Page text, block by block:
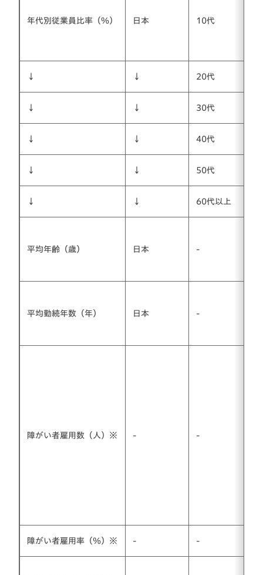
年代別従業員比率（％） 日本 10代
↓ ↓ 20代
↓ ↓ 30代
↓ ↓ 40代
↓ ↓ 50代
↓ ↓ 60代以上
平均年齢（歳） 日本 -
平均勤続年数（年） 日本 -
障がい者雇用数（人）※ - -
障がい者雇用率（％）※ - -